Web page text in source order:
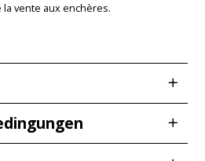
vente aux enchères.